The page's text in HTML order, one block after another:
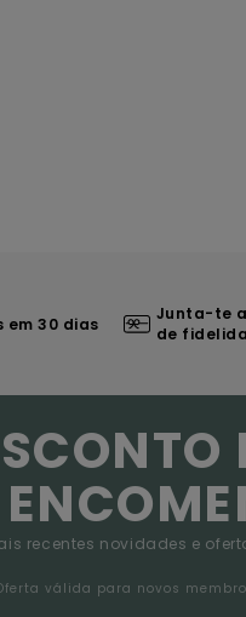
em 30 dias
Junta-te
de
recentes novidades e
válida para novos